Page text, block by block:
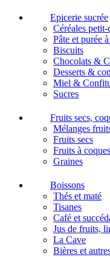
Epicerie sucrée
Céréales petit-
Pâte et purée
Biscuits
Chocolats &
Desserts &
Miel &
Sucres
Fruits secs,
Mélanges
Fruits secs
Fruits à
Graines
Boissons
Thés et maté
Tisanes
Café et
Jus de fruits,
La Cave
Bières et